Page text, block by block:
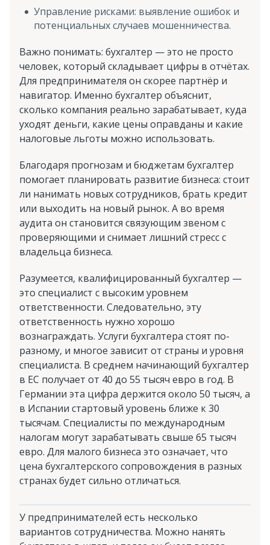
Управление рисками: выявление ошибок и
потенциальных случаев мошенничества.
Важно понимать: бухгалтер — это не просто
человек, который складывает цифры в отчётах.
Для предпринимателя он скорее партнёр и
навигатор. Именно бухгалтер объяснит,
сколько компания реально зарабатывает, куда
уходят деньги, какие цены оправданы и какие
налоговые льготы можно использовать.
Благодаря прогнозам и бюджетам бухгалтер
помогает планировать развитие бизнеса: стоит
ли нанимать новых сотрудников, брать кредит
или выходить на новый рынок. А во время
аудита он становится связующим звеном с
проверяющими и снимает лишний стресс с
владельца бизнеса.
Разумеется, квалифицированный бухгалтер —
это специалист с высоким уровнем
ответственности. Следовательно, эту
ответственность нужно хорошо
вознаграждать. Услуги бухгалтера стоят по-
разному, и многое зависит от страны и уровня
специалиста. В среднем начинающий бухгалтер
в ЕС получает от 40 до 55 тысяч евро в год. В
Германии эта цифра держится около 50 тысяч, а
в Испании стартовый уровень ближе к 30
тысячам. Специалисты по международным
налогам могут зарабатывать свыше 65 тысяч
евро. Для малого бизнеса это означает, что
цена бухгалтерского сопровождения в разных
странах будет сильно отличаться.
У предпринимателей есть несколько
вариантов сотрудничества. Можно нанять